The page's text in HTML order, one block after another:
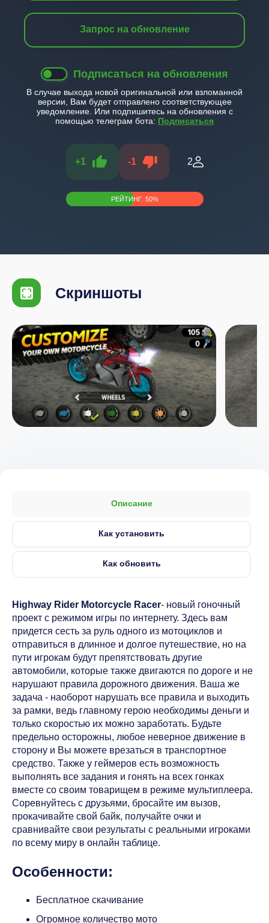
Запрос на обновление
Подписаться на обновления
В случае выхода новой оригинальной или взломанной
версии, Вам будет отправлено соответствующее
уведомление. Или подпишитесь на обновления с
помощью телеграм бота: Подписаться
+1 -1 2
РЕЙТИНГ: 50%
Скриншоты
Описание
Как установить
Как обновить
Highway Rider Motorcycle Racer- новый гоночный
проект с режимом игры по интернету. Здесь вам
придется сесть за руль одного из мотоциклов и
отправиться в длинное и долгое путешествие, но на
пути игрокам будут препятствовать другие
автомобили, которые также двигаются по дороге и не
нарушают правила дорожного движения. Ваша же
задача - наоборот нарушать все правила и выходить
за рамки, ведь главному герою необходимы деньги и
только скоростью их можно заработать. Будьте
предельно осторожны, любое неверное движение в
сторону и Вы можете врезаться в транспортное
средство. Также у геймеров есть возможность
выполнять все задания и гонять на всех гонках
вместе со своим товарищем в режиме мультиплеера.
Соревнуйтесь с друзьями, бросайте им вызов,
прокачивайте свой байк, получайте очки и
сравнивайте свои результаты с реальными игроками
по всему миру в онлайн таблице.
Особенности:
Бесплатное скачивание
Огромное количество мото